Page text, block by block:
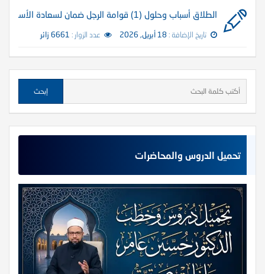
الطلاق أسباب وحلول (1) قوامة الرجل ضمان لسعادة الأسرة
تاريخ الإضافة :18 أبريل, 2026 عدد الزوار : 6661 زائر
تحميل الدروس والمحاضرات